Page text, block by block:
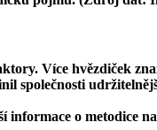
Více hvězdiček
společnosti
informace o metodice